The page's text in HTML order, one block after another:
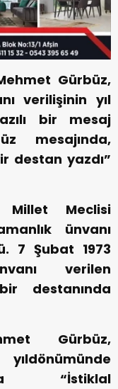
Gürbüz,
verilişinin yıl
bir mesaj
mesajında,
destan yazdı”
Meclisi
ünvanı
7 Şubat 1973
verilen
destanında
Gürbüz,
“İstiklal